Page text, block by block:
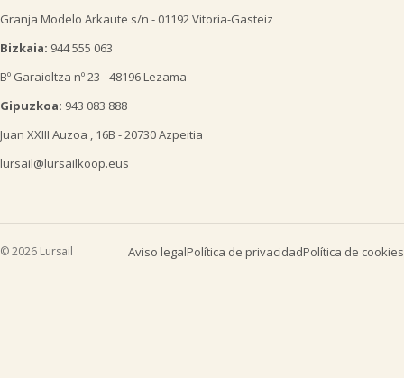
Granja Modelo Arkaute s/n - 01192 Vitoria-Gasteiz
Bizkaia: 944 555 063
Bº Garaioltza nº 23 - 48196 Lezama
Gipuzkoa: 943 083 888
Juan XXIII Auzoa , 16B - 20730 Azpeitia
lursail@lursailkoop.eus
© 2026 Lursail Aviso legalPolítica de privacidadPolítica de cookies